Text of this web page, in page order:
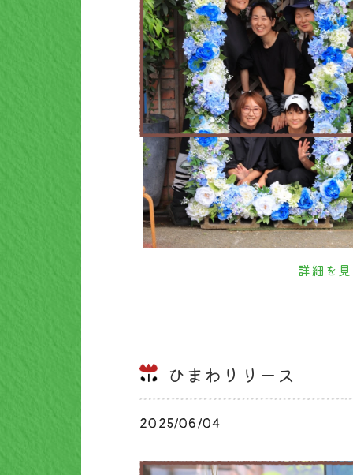
詳細を
ひまわりリース
2025/06/04